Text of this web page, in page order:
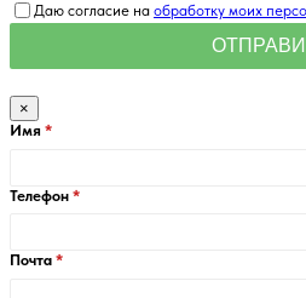
Даю согласие на обработку моих
×
Имя
Телефон
Почта